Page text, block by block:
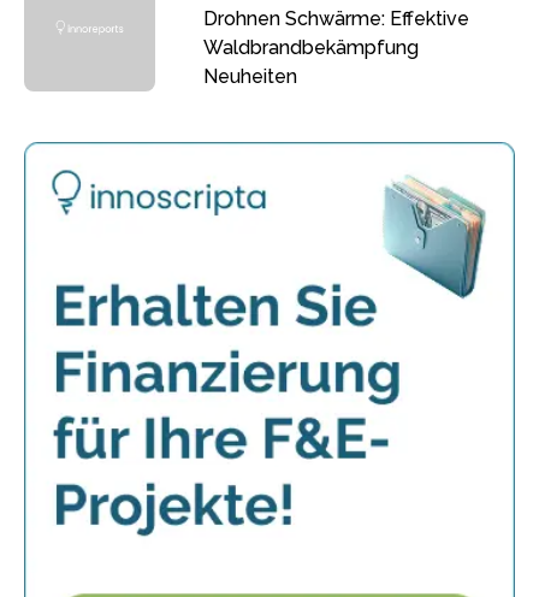
Drohnen Schwärme: Effektive
Waldbrandbekämpfung
Neuheiten